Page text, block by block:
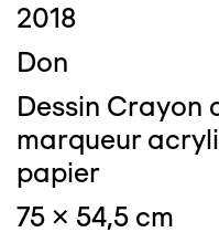
2018
Don
Dessin Crayon
marqueur
papier
75 x 54,5 cm